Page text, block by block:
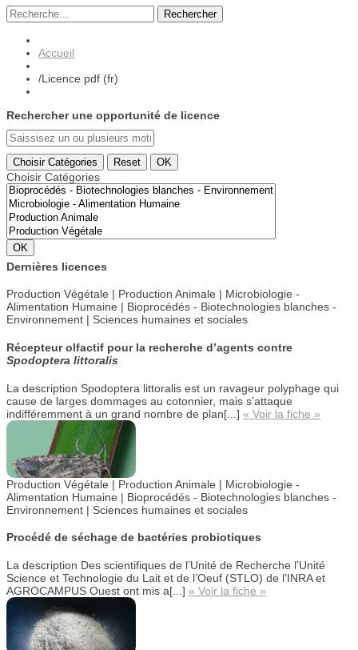
Rechercher
Accueil
/Licence pdf (fr)
Rechercher une opportunité de licence
Choisir Catégories Reset OK
Choisir Catégories
OK
Dernières licences
Production Végétale | Production Animale | Microbiologie -
Alimentation Humaine | Bioprocédés - Biotechnologies blanches -
Environnement | Sciences humaines et sociales
Récepteur olfactif pour la recherche d’agents contre
Spodoptera littoralis
La description Spodoptera littoralis est un ravageur polyphage qui
cause de larges dommages au cotonnier, mais s’attaque
indifféremment à un grand nombre de plan[...] « Voir la fiche »
Production Végétale | Production Animale | Microbiologie -
Alimentation Humaine | Bioprocédés - Biotechnologies blanches -
Environnement | Sciences humaines et sociales
Procédé de séchage de bactéries probiotiques
La description Des scientifiques de l’Unité de Recherche l’Unité
Science et Technologie du Lait et de l’Oeuf (STLO) de l’INRA et
AGROCAMPUS Ouest ont mis a[...] « Voir la fiche »